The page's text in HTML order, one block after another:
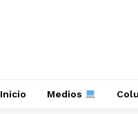
Inicio Medios